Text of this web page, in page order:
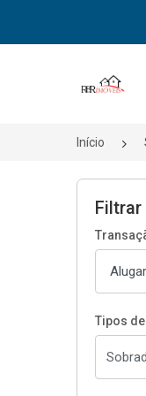
Página
Início
Filtrar
Tipos